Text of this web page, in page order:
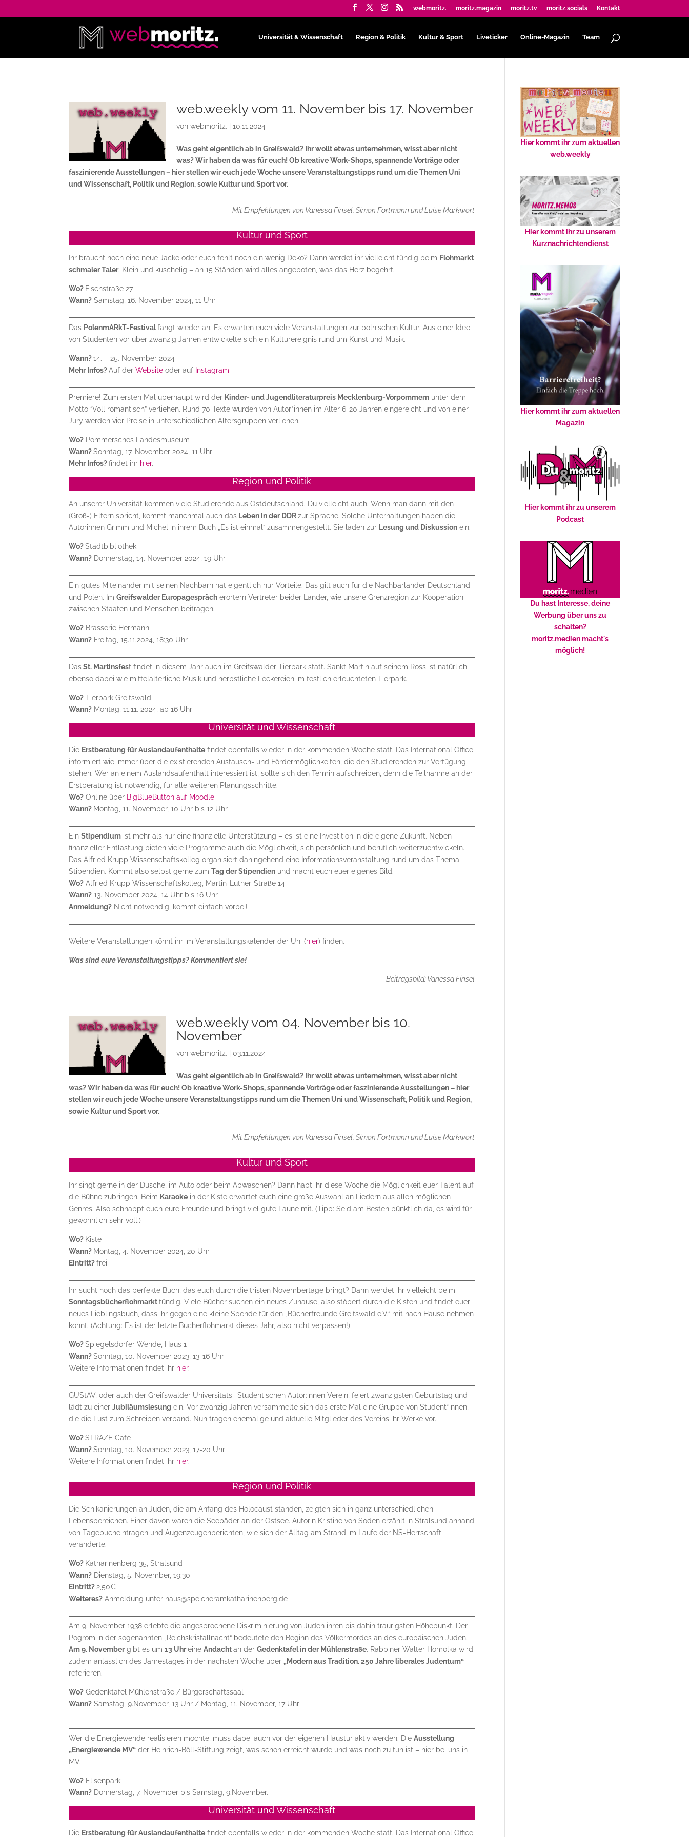
webmoritz. moritz.magazin moritz.tv moritz.socials Kontakt
Universität & Wissenschaft Region & Politik Kultur & Sport Liveticker Online-Magazin Team
web.weekly vom 11. November bis 17. November
vonwebmoritz. |10.11.2024
Was geht eigentlich ab in Greifswald? Ihr wollt etwas unternehmen, wisst aber nicht
was? Wir haben da was für euch! Ob kreative Work-Shops, spannende Vorträge oder
faszinierende Ausstellungen – hier stellen wir euch jede Woche unsere Veranstaltungstipps rund um die Themen Uni
und Wissenschaft, Politik und Region, sowie Kultur und Sport vor.
Mit Empfehlungen von Vanessa Finsel, Simon Fortmann und Luise Markwort
Kultur und Sport
Ihr braucht noch eine neue Jacke oder euch fehlt noch ein wenig Deko? Dann werdet ihr vielleicht fündig beim Flohmarkt
schmaler Taler. Klein und kuschelig – an 15 Ständen wird alles angeboten, was das Herz begehrt.
Wo? Fischstraße 27
Wann? Samstag, 16. November 2024, 11 Uhr
Das PolenmARkT-Festivalfängt wieder an. Es erwarten euch viele Veranstaltungen zur polnischen Kultur. Aus einer Idee
von Studenten vor über zwanzig Jahren entwickelte sich ein Kulturereignis rund um Kunst und Musik.
Wann?14. – 25. November 2024
Mehr Infos?Auf derWebsite oder auf Instagram
Premiere! Zum ersten Mal überhaupt wird der Kinder- und Jugendliteraturpreis Mecklenburg-Vorpommern unter dem
Motto “Voll romantisch” verliehen. Rund 70 Texte wurden von Autor*innen im Alter 6-20 Jahren eingereicht und von einer
Jury werden vier Preise in unterschiedlichen Altersgruppen verliehen.
Wo? Pommersches Landesmuseum
Wann?Sonntag, 17. November 2024, 11 Uhr
Mehr Infos?findet ihr hier.
Region und Politik
An unserer Universität kommen viele Studierende aus Ostdeutschland. Du vielleicht auch. Wenn man dann mit den
(Groß-) Eltern spricht, kommt manchmal auch das Leben in der DDRzur Sprache. Solche Unterhaltungen haben die
Autorinnen Grimm und Michel in ihrem Buch „Es ist einmal“ zusammengestellt. Sie laden zur Lesung und Diskussion ein.
Wo?Stadtbibliothek
Wann? Donnerstag, 14. November 2024, 19 Uhr
Ein gutes Miteinander mit seinen Nachbarn hat eigentlich nur Vorteile. Das gilt auch für die Nachbarländer Deutschland
und Polen. ImGreifswalder Europagespräch erörtern Vertreter beider Länder, wie unsere Grenzregion zur Kooperation
zwischen Staaten und Menschen beitragen.
Wo? Brasserie Hermann
Wann? Freitag, 15.11.2024, 18:30 Uhr
DasSt. Martinsfest findet in diesem Jahr auch im Greifswalder Tierpark statt. Sankt Martin auf seinem Ross ist natürlich
ebenso dabei wie mittelalterliche Musik und herbstliche Leckereien im festlich erleuchteten Tierpark.
Wo? Tierpark Greifswald
Wann? Montag, 11.11. 2024, ab 16 Uhr
Universität und Wissenschaft
Die Erstberatung für Auslandaufenthalte findet ebenfalls wieder in der kommenden Woche statt. Das International Office
informiert wie immer über die existierenden Austausch- und Fördermöglichkeiten, die den Studierenden zur Verfügung
stehen. Wer an einem Auslandsaufenthalt interessiert ist, sollte sich den Termin aufschreiben, denn die Teilnahme an der
Erstberatung ist notwendig, für alle weiteren Planungsschritte.
Wo? Online über BigBlueButton auf Moodle
Wann? Montag, 11. November, 10 Uhr bis 12 Uhr
EinStipendium ist mehr als nur eine finanzielle Unterstützung – es ist eine Investition in die eigene Zukunft. Neben
finanzieller Entlastung bieten viele Programme auch die Möglichkeit, sich persönlich und beruflich weiterzuentwickeln.
Das Alfried Krupp Wissenschaftskolleg organisiert dahingehend eine Informationsveranstaltung rund um das Thema
Stipendien. Kommt also selbst gerne zumTag der Stipendien und macht euch euer eigenes Bild.
Wo? Alfried Krupp Wissenschaftskolleg, Martin-Luther-Straße 14
Wann? 13. November 2024, 14 Uhr bis 16 Uhr
Anmeldung? Nicht notwendig, kommt einfach vorbei!
Weitere Veranstaltungen könnt ihr im Veranstaltungskalender der Uni (hier) finden.
Was sind eure Veranstaltungstipps? Kommentiert sie!
Beitragsbild: Vanessa Finsel
web.weekly vom 04. November bis 10.
November
vonwebmoritz. |03.11.2024
Was geht eigentlich ab in Greifswald? Ihr wollt etwas unternehmen, wisst aber nicht
was? Wir haben da was für euch! Ob kreative Work-Shops, spannende Vorträge oder faszinierende Ausstellungen – hier
stellen wir euch jede Woche unsere Veranstaltungstipps rund um die Themen Uni und Wissenschaft, Politik und Region,
sowie Kultur und Sport vor.
Mit Empfehlungen von Vanessa Finsel, Simon Fortmann und Luise Markwort
Kultur und Sport
Ihr singt gerne in der Dusche, im Auto oder beim Abwaschen? Dann habt ihr diese Woche die Möglichkeit euer Talent auf
die Bühne zubringen. Beim Karaoke in der Kiste erwartet euch eine große Auswahl an Liedern aus allen möglichen
Genres. Also schnappt euch eure Freunde und bringt viel gute Laune mit. (Tipp: Seid am Besten pünktlich da, es wird für
gewöhnlich sehr voll.)
Wo? Kiste
Wann? Montag, 4. November 2024, 20 Uhr
Eintritt?frei
Ihr sucht noch das perfekte Buch, das euch durch die tristen Novembertage bringt? Dann werdet ihr vielleicht beim
Sonntagsbücherflohmarktfündig. Viele Bücher suchen ein neues Zuhause, also stöbert durch die Kisten und findet euer
neues Lieblingsbuch, dass ihr gegen eine kleine Spende für den „Bücherfreunde Greifswald e.V.“ mit nach Hause nehmen
könnt. (Achtung: Es ist der letzte Bücherflohmarkt dieses Jahr, also nicht verpassen!)
Wo?Spiegelsdorfer Wende, Haus 1
Wann?Sonntag, 10. November 2023, 13-16 Uhr
Weitere Informationen findet ihr hier.
GUStAV, oder auch der Greifswalder Universitäts- Studentischen Autor:innen Verein, feiert zwanzigsten Geburtstag und
lädt zu einerJubiläumslesung ein. Vor zwanzig Jahren versammelte sich das erste Mal eine Gruppe von Student*innen,
die die Lust zum Schreiben verband. Nun tragen ehemalige und aktuelle Mitglieder des Vereins ihr Werke vor.
Wo?STRAZE Café
Wann?Sonntag, 10. November 2023, 17-20 Uhr
Weitere Informationen findet ihr hier.
Region und Politik
Die Schikanierungen an Juden, die am Anfang des Holocaust standen, zeigten sich in ganz unterschiedlichen
Lebensbereichen. Einer davon waren die Seebäder an der Ostsee. Autorin Kristine von Soden erzählt in Stralsund anhand
von Tagebucheinträgen und Augenzeugenberichten, wie sich der Alltag am Strand im Laufe der NS-Herrschaft
veränderte.
Wo? Katharinenberg 35, Stralsund
Wann? Dienstag, 5. November, 19:30
Eintritt? 2,50€
Weiteres? Anmeldung unter haus@speicheramkatharinenberg.de
Am 9. November 1938 erlebte die angesprochene Diskriminierung von Juden ihren bis dahin traurigsten Höhepunkt. Der
Pogrom in der sogenannten „Reichskristallnacht“ bedeutete den Beginn des Völkermordes an des europäischen Juden.
Am 9. Novembergibt es um13 UhreineAndachtan derGedenktafel in der Mühlenstraße. Rabbiner Walter Homolka wird
zudem anlässlich des Jahrestages in der nächsten Woche über„Modern aus Tradition. 250 Jahre liberales Judentum“
referieren.
Wo? Gedenktafel Mühlenstraße / Bürgerschaftssaal
Wann? Samstag, 9.November, 13 Uhr / Montag, 11. November, 17 Uhr
Wer die Energiewende realisieren möchte, muss dabei auch vor der eigenen Haustür aktiv werden. DieAusstellung
„Energiewende MV“ der Heinrich-Böll-Stiftung zeigt, was schon erreicht wurde und was noch zu tun ist – hier bei uns in
MV.
Wo? Elisenpark
Wann? Donnerstag, 7. November bis Samstag, 9.November.
Universität und Wissenschaft
Die Erstberatung für Auslandaufenthalte findet ebenfalls wieder in der kommenden Woche statt. Das International Office
Hier kommt ihr zum aktuellen
web.weekly
Hier kommt ihr zu unserem
Kurznachrichtendienst
Hier kommt ihr zum aktuellen
Magazin
Hier kommt ihr zu unserem
Podcast
Du hast Interesse, deine
Werbung über uns zu
schalten?
moritz.medien macht's
möglich!